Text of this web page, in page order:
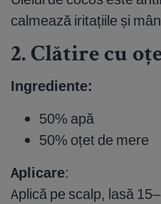
calmează iritațiile și
2. Clătire cu
Ingrediente:
50% apă
50% oțet de mere
Aplicare:
Aplică pe scalp, lasă